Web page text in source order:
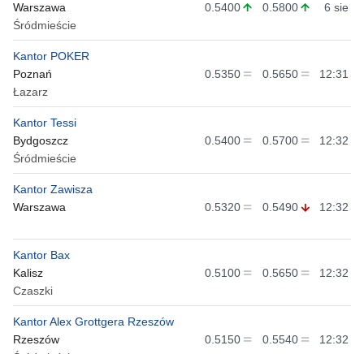
Warszawa
Śródmieście
0.5400 0.5800 6 sie
Kantor POKER
Poznań
Łazarz
0.5350 0.5650 12:31
Kantor Tessi
Bydgoszcz
Śródmieście
0.5400 0.5700 12:32
Kantor Zawisza
Warszawa
0.5320 0.5490 12:32
Kantor Bax
Kalisz
Czaszki
0.5100 0.5650 12:32
Kantor Alex Grottgera Rzeszów
Rzeszów
0.5150 0.5540 12:32